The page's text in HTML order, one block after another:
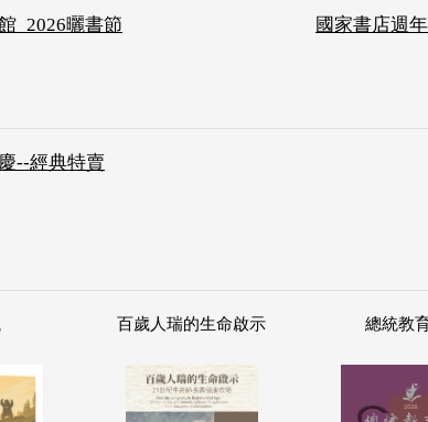
_2026曬書節 國家書店週
--經典特賣
百歲人瑞的生命啟示 總統教